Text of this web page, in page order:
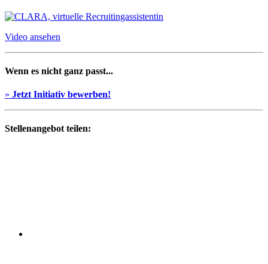
Video ansehen
Wenn es nicht ganz passt...
» Jetzt Initiativ bewerben!
Stellenangebot teilen: